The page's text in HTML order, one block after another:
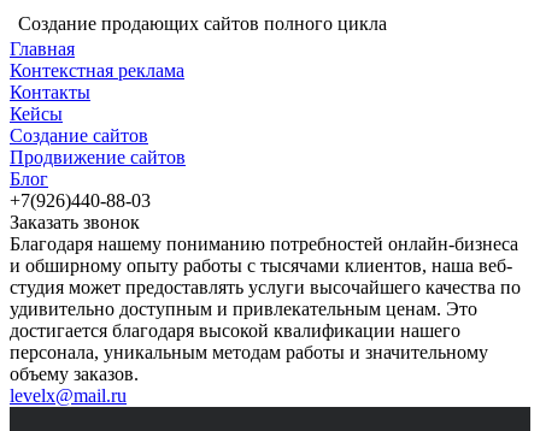
Создание продающих сайтов полного цикла
Главная
Контекстная реклама
Контакты
Кейсы
Создание сайтов
Продвижение сайтов
Блог
+7(926)440-88-03
Заказать звонок
Благодаря нашему пониманию потребностей онлайн-бизнеса
и обширному опыту работы с тысячами клиентов, наша веб-
студия может предоставлять услуги высочайшего качества по
удивительно доступным и привлекательным ценам. Это
достигается благодаря высокой квалификации нашего
персонала, уникальным методам работы и значительному
объему заказов.
levelx@mail.ru